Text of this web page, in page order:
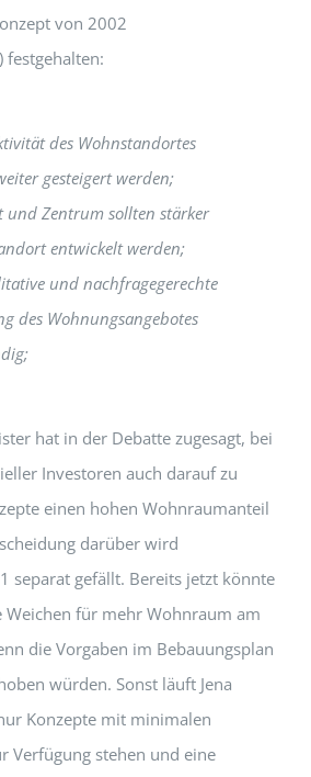
von 2002
des Wohnstandortes
gesteigert werden;
und Zentrum sollten stärker
entwickelt werden;
und nachfragegerechte
des Wohnungsangebotes
hat in der Debatte zugesagt, bei
Investoren auch darauf zu
einen hohen Wohnraumanteil
darüber wird
separat gefällt. Bereits jetzt könnte
Weichen für mehr Wohnraum am
die Vorgaben im Bebauungsplan
würden. Sonst läuft Jena
Konzepte mit minimalen
Verfügung stehen und eine